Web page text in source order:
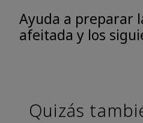
Ayuda a preparar
afeitada y los
Quizás